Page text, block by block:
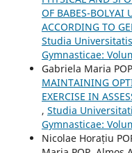
OF BABES-BOLYAI
ACCORDING TO
Studia
Gymnasticae:
Gabriela Maria
MAINTAINING
EXERCISE IN
, Studia
Gymnasticae:
Nicolae Horațiu